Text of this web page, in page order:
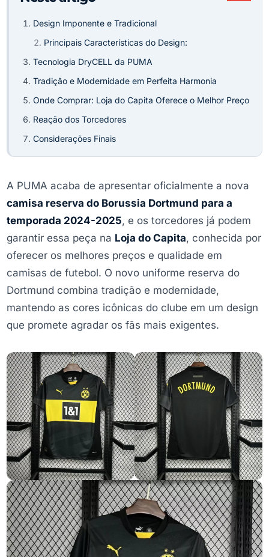
Design Imponente e Tradicional
Principais Características do Design:
Tecnologia DryCELL da PUMA
Tradição e Modernidade em Perfeita Harmonia
Onde Comprar: Loja do Capita Oferece o Melhor Preço
Reação dos Torcedores
Considerações Finais
A PUMA acaba de apresentar oficialmente a nova
camisa reserva do Borussia Dortmund para a
temporada 2024-2025, e os torcedores já podem
garantir essa peça na Loja do Capita, conhecida por
oferecer os melhores preços e qualidade em
camisas de futebol. O novo uniforme reserva do
Dortmund combina tradição e modernidade,
mantendo as cores icônicas do clube em um design
que promete agradar os fãs mais exigentes.